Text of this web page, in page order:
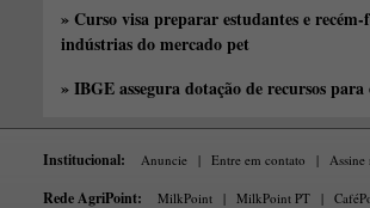
» Curso visa preparar estudantes e
indústrias do mercado pet
» IBGE assegura dotação de recursos
Institucional: Anuncie | Entre em contato | Assine
Rede AgriPoint: MilkPoint | MilkPoint PT |